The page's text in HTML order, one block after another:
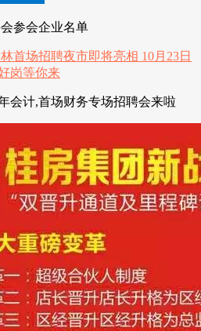
参会企业名单
会计,首场财务专场招聘会来啦